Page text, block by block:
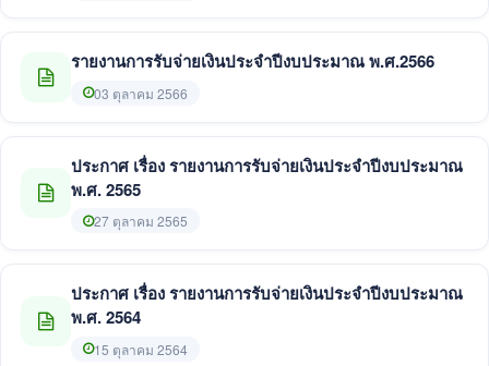
รายงานการรับจ่ายเงินประจำปีงบประมาณ พ.ศ.2566
03 ตุลาคม 2566
ประกาศ เรื่อง รายงานการรับจ่ายเงินประจำปีงบประมาณ
พ.ศ. 2565
27 ตุลาคม 2565
ประกาศ เรื่อง รายงานการรับจ่ายเงินประจำปีงบประมาณ
พ.ศ. 2564
15 ตุลาคม 2564